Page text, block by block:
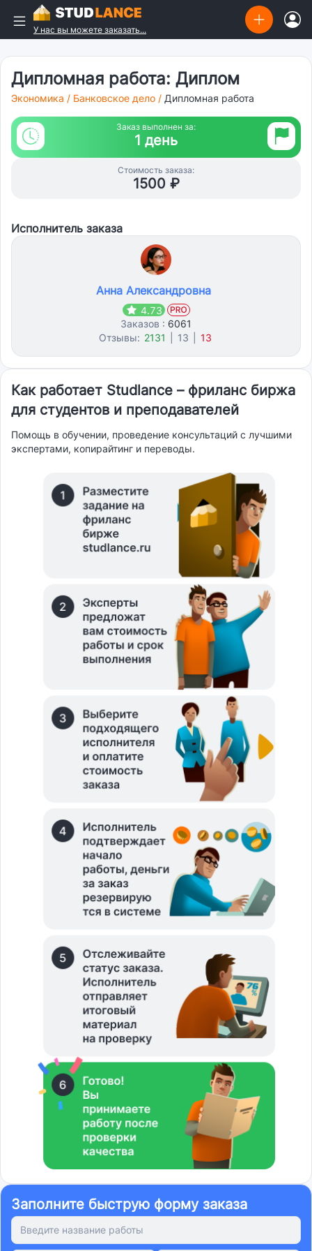
У нас вы можете заказать...
Дипломная работа: Диплом
Экономика / Банковское дело / Дипломная работа
Заказ выполнен за:
1 день
Стоимость заказа:
1500 ₽
Исполнитель заказа
Анна Александровна
4.73
Заказов : 6061
Отзывы: 2131 13 13
Как работает Studlance – фриланс биржа
для студентов и преподавателей
Помощь в обучении, проведение консультаций с лучшими
экспертами, копирайтинг и переводы.
Заполните быструю форму заказа